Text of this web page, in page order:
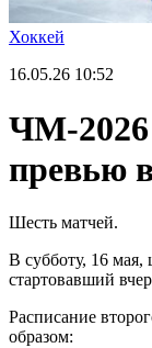
Хоккей
16.05.26 10:52
ЧМ-
превью
Шесть матчей.
В субботу, 16
стартовавший
Расписание
образом: